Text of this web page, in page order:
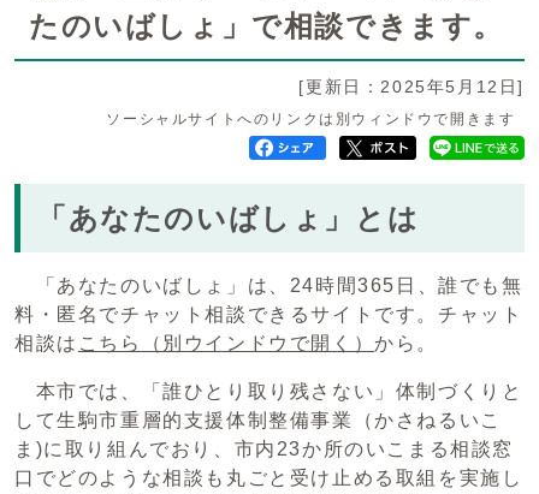
たのいばしょ」で相談できます。
[更新日：2025年5月12日]
ソーシャルサイトへのリンクは別ウィンドウで開きます
「あなたのいばしょ」とは
「あなたのいばしょ」は、24時間365日、誰でも無
料・匿名でチャット相談できるサイトです。チャット
相談は こちら （別ウインドウで開く）から。
本市では、「誰ひとり取り残さない」体制づくりと
して生駒市重層的支援体制整備事業（かさねるいこ
ま)に取り組んでおり、市内23か所のいこまる相談窓
口でどのような相談も丸ごと受け止める取組を実施し